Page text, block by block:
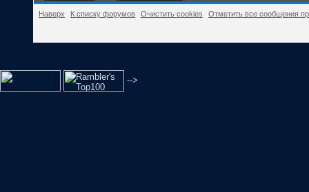
Наверх К списку форумов Очистить cookies Отметить все сообщения
-->